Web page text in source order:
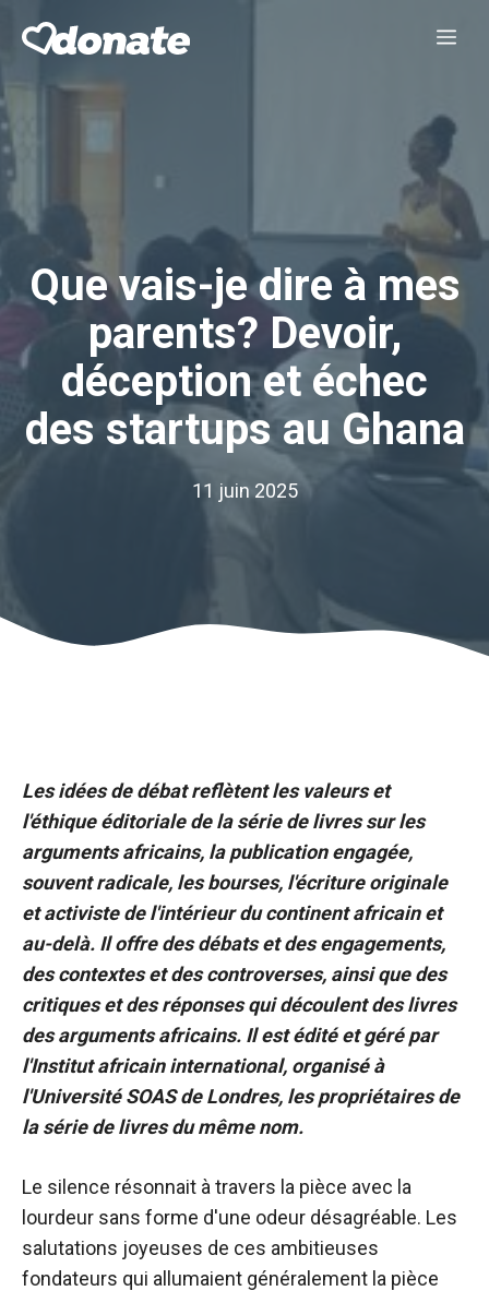
Que vais-je dire à mes
parents? Devoir,
déception et échec
des startups au Ghana
11 juin 2025
Les idées de débat reflètent les valeurs et
l'éthique éditoriale de la série de livres sur les
arguments africains, la publication engagée,
souvent radicale, les bourses, l'écriture originale
et activiste de l'intérieur du continent africain et
au-delà. Il offre des débats et des engagements,
des contextes et des controverses, ainsi que des
critiques et des réponses qui découlent des livres
des arguments africains. Il est édité et géré par
l'Institut africain international, organisé à
l'Université SOAS de Londres, les propriétaires de
la série de livres du même nom.
Le silence résonnait à travers la pièce avec la
lourdeur sans forme d'une odeur désagréable. Les
salutations joyeuses de ces ambitieuses
fondateurs qui allumaient généralement la pièce